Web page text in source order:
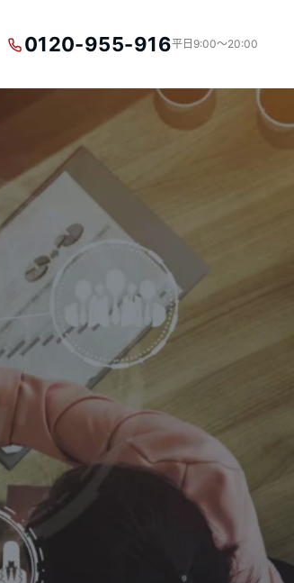
0120-955-916平日9:00〜20:00